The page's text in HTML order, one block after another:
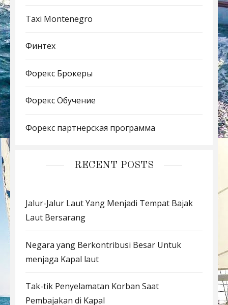
Taxi Montenegro
Финтех
Форекс Брокеры
Форекс Обучение
Форекс партнерская программа
RECENT POSTS
Jalur-Jalur Laut Yang Menjadi Tempat Bajak
Laut Bersarang
Negara yang Berkontribusi Besar Untuk
menjaga Kapal laut
Tak-tik Penyelamatan Korban Saat
Pembajakan di Kapal